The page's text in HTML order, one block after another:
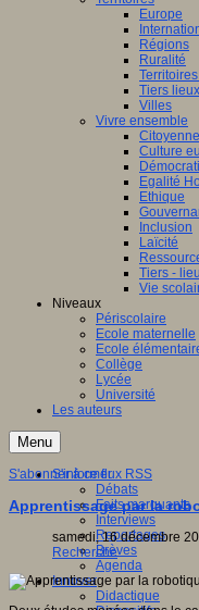
Europe
Régions
Ruralité
Tiers lieux
Villes
Vivre ensemble
Culture
Egalité
Ethique
Inclusion
Laïcité
Tiers -
Vie
Niveaux
Périscolaire
Ecole maternelle
Ecole
Collège
Lycée
Université
Les auteurs
Menu
S'informer
Débats
Faits marquants
Interviews
Reportages
Brèves
Agenda
Innover
Didactique
S'abonner à ce flux RSS
Apprentissage par la
samedi, 16 décembre
Recherche